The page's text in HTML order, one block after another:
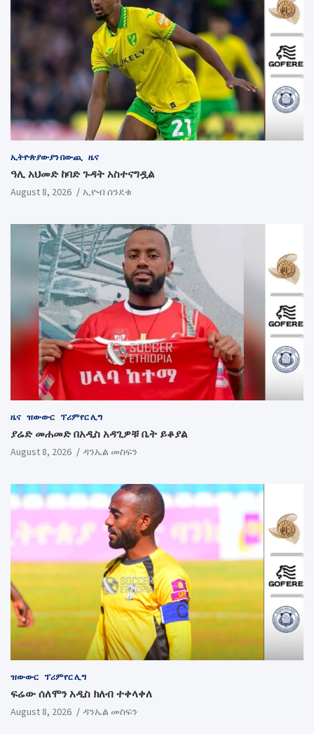
ኢትዮጵያውያን በውጪ ዜና
ዓሊ አህመድ ከባድ ጉዳት አስተናግዷል
August 8, 2026 ኢዮብ ሰንደቁ
ዜና ዝውውር ፕሪምየር ሊግ
ያሬድ መሐመድ በአዲስ አዳጊዎቹ ቤት ይቆያል
August 8, 2026 ዳንኤል መስፍን
ዝውውር ፕሪምየር ሊግ
ፍሬው ሰለሞን አዲስ ክለብ ተቀላቀለ
August 8, 2026 ዳንኤል መስፍን